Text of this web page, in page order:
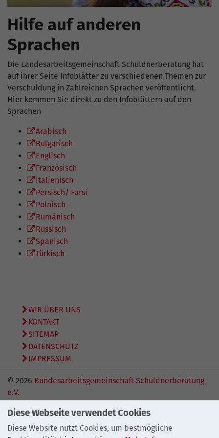
Hilfe auf anderen
Sprachen
Die Landesarbeitsgemeinschaft Schuldnerberatung hat
auf ihrer Seite Infoblätter zu verschiedenen Themen zur
Verschuldung in Zahlreichen Sprachen veröffentlicht.
Hier kommen Sie direkt zu den Infoblättern auf den
Sprachen
Arabisch
Bulgarisch
Englisch
Französisch
Italienisch
Persisch/ Farsi
Polnisch
Rumänisch
Russisch
Spanisch
Türkisch
WIR ÜBER UNS
KONTAKT
SITEMAP
DATENSCHUTZ
IMPRESSUM
© 2026 Bundesarbeitsgemeinschaft Schuldnerberatung
e.V.
Diese Webseite verwendet Cookies
Diese Website nutzt Cookies, um bestmögliche